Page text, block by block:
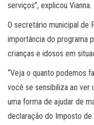
serviços”, explicou Vianna.
O secretário municipal de
importância do programa
crianças e idosos em
“Veja o quanto podemos
você se sensibiliza ao ver
uma forma de ajudar de
declaração do Imposto